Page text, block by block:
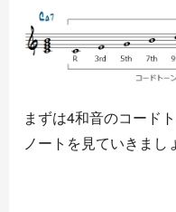
まずは4和音のコード
ノートを見ていきまし